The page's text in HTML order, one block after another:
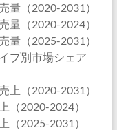
量（2020-2031）
量（2020-2024）
量（2025-2031）
プ別市場シェア
上（2020-2031）
（2020-2024）
（2025-2031）